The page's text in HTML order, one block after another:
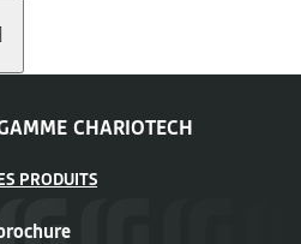
CHARIOTECH
PRODUITS